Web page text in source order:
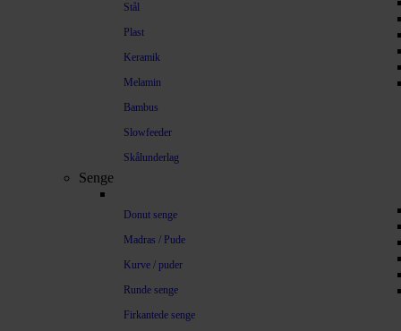
Stål
Plast
Keramik
Melamin
Bambus
Slowfeeder
Skålunderlag
Senge
Donut senge
Madras / Pude
Kurve / puder
Runde senge
Firkantede senge